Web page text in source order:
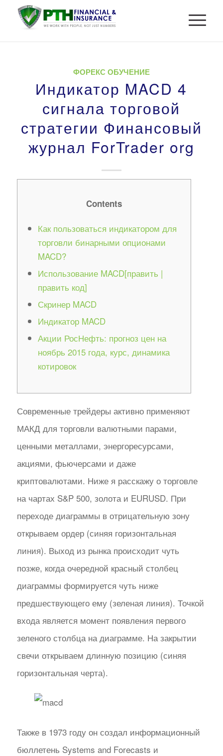
ФОРЕКС ОБУЧЕНИЕ
Индикатор MACD 4
сигнала торговой
стратегии Финансовый
журнал ForTrader org
Contents
Как пользоваться индикатором для
торговли бинарными опционами
MACD?
Использование MACD[править |
править код]
Скринер MACD
Индикатор MACD
Акции РосНефть: прогноз цен на
ноябрь 2015 года, курс, динамика
котировок
Современные трейдеры активно применяют
МАКД для торговли валютными парами,
ценными металлами, энергоресурсами,
акциями, фьючерсами и даже
криптовалютами. Ниже я расскажу о торговле
на чартах S&P 500, золота и EURUSD. При
переходе диаграммы в отрицательную зону
открываем ордер (синяя горизонтальная
линия). Выход из рынка происходит чуть
позже, когда очередной красный столбец
диаграммы формируется чуть ниже
предшествующего ему (зеленая линия). Точкой
входа является момент появления первого
зеленого столбца на диаграмме. На закрытии
свечи открываем длинную позицию (синяя
горизонтальная черта).
Также в 1973 году он создал информационный
бюллетень Systems and Forecasts и